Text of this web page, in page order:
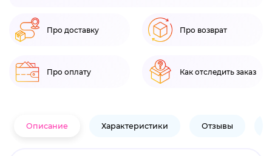
Про доставку Про возврат
Про оплату Как отследить заказ
Описание Характеристики Отзывы